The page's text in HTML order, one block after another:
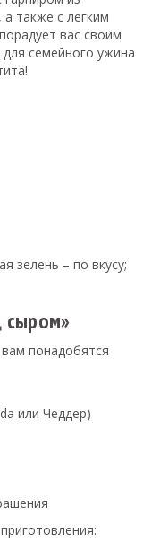
также с легким
вас своим
семейного ужина
зелень – по вкусу;
сыром»
понадобятся
или Чеддер)